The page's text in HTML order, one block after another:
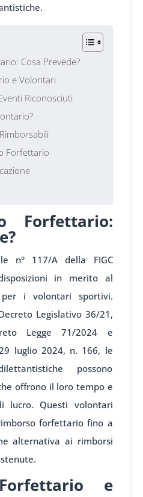
Cosa Prevede?
e Volontari
Riconosciuti
Forfettario
Forfettario:
n° 117/A della FIGC
in merito al
i volontari sportivi.
Legislativo 36/21,
Legge 71/2024 e
luglio 2024, n. 166, le
possono
offrono il loro tempo e
lucro. Questi volontari
forfettario fino a
alternativa ai rimborsi
e